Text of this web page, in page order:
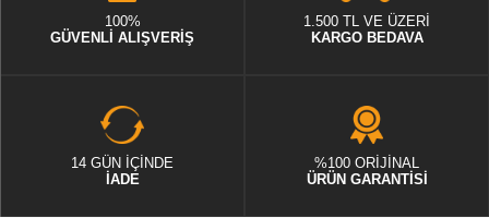
100%
GÜVENLİ ALIŞVERİŞ
1.500 TL VE ÜZERİ
KARGO BEDAVA
14 GÜN İÇİNDE
İADE
%100 ORİJİNAL
ÜRÜN GARANTİSİ